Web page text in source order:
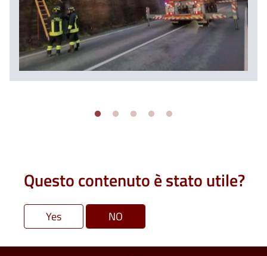
Questo contenuto è stato utile?